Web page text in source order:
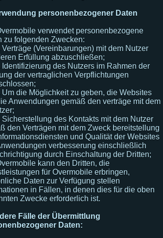
personenbezogener Daten
verwendet personenbezogene
zu folgenden Zwecken:
Verträge (Vereinbarungen) mit dem Nutzer
Erfüllung abzuschließen;
Identifizierung des Nutzers im Rahmen der
der vertraglichen Verpflichtungen
Um die Möglichkeit zu geben, die Websites
Anwendungen gemäß den verträge mit dem
Sicherstellung des Kontakts mit dem Nutzer
den Verträgen mit dem Zweck bereitstellung
und Qualität der Websites
verbesserung einschließlich
durch Einschaltung der Dritten;
kann den Dritten, die
für Overmobile erbringen,
Daten zur Verfügung stellen
in Fällen, in denen dies für die oben
Zwecke erforderlich ist.
Fälle der Übermittlung
Daten: